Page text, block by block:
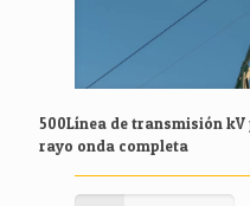
500Línea de transmisión
rayo onda completa